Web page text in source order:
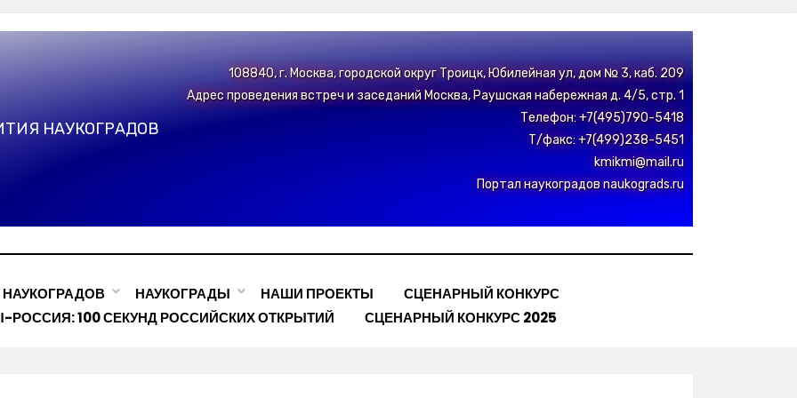
НАУКОГРАДОВ
108840, г. Москва, городской округ Троицк, Юбилейная ул, дом № 3, каб. 209
Адрес проведения встреч и заседаний Москва, Раушская набережная д. 4/5, стр. 1
Телефон: +7(495)790-5418
Т/факс: +7(499)238-5451
kmikmi@mail.ru
Портал наукоградов naukograds.ru
НАУКОГРАДОВ НАУКОГРАДЫ НАШИ ПРОЕКТЫ
СЦЕНАРНЫЙ КОНКУРС
100 СЕКУНД РОССИЙСКИХ ОТКРЫТИЙ
СЦЕНАРНЫЙ КОНКУРС 2025